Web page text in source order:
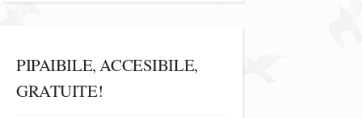
PIPAIBILE, ACCESIBILE,
GRATUITE!